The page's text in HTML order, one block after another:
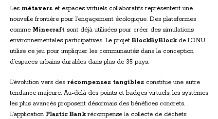
Les métavers et espaces virtuels collaboratifs représentent une
nouvelle frontière pour l’engagement écologique. Des plateformes
comme Minecraft sont déjà utilisées pour créer des simulations
environnementales participatives. Le projet BlockByBlockde l’ONU
utilise ce jeu pour impliquer les communautés dans la conception
d’espaces urbains durables dans plus de 35 pays.
L’évolution vers des récompenses tangibles constitue une autre
tendance majeure. Au-delà des points et badges virtuels, les systèmes
les plus avancés proposent désormais des bénéfices concrets.
L’application Plastic Bankrécompense la collecte de déchets